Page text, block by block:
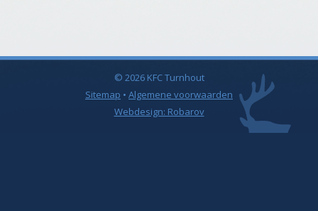
© 2026 KFC Turnhout
Sitemap • Algemene voorwaarden
Webdesign: Robarov